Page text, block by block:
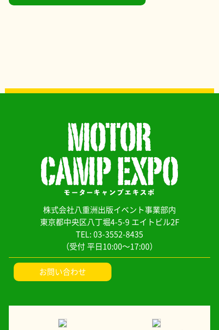
株式会社八重洲出版イベント事業部内
東京都中央区八丁堀4-5-9 エイトビル2F
TEL: 03-3552-8435
（受付 平日10:00～17:00）
お問い合わせ